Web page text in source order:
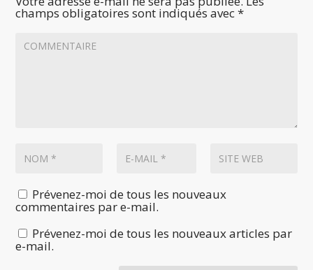
champs obligatoires sont indiqués avec*
Prévenez-moi de tous les nouveaux
commentaires par e-mail.
Prévenez-moi de tous les nouveaux articles par
e-mail.